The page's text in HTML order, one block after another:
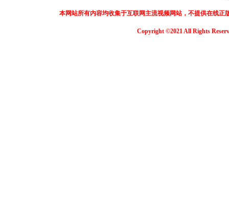
本网站所有内容均收集于互联网主流视频网站，不提供在线
Copyright ©2021 All Rights